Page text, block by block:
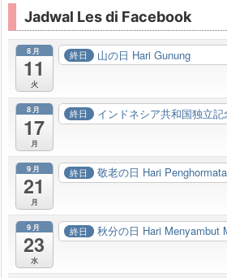
Jadwal Les di Facebook
8月
11
火
終日 山の日 Hari Gunung
8月
17
月
終日 インドネシア共和国独立記
9月
21
月
終日 敬老の日 Hari
9月
23
水
終日 秋分の日 Hari Menyambut